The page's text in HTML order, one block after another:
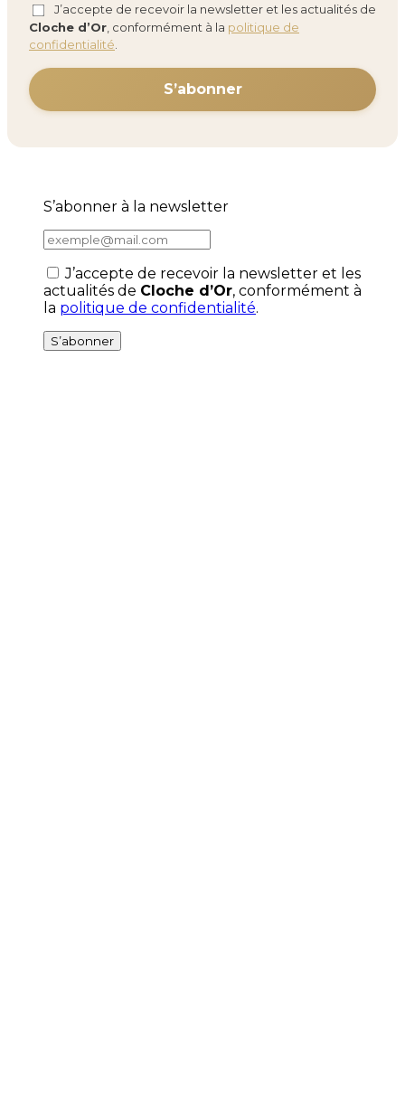
J’accepte de recevoir la newsletter et les actualités de
Cloche d’Or , conformément à la politique de
confidentialité
S’abonner à la newsletter
J’accepte de recevoir la newsletter et les
actualités de Cloche d’Or, conformément à
la politique de confidentialité.